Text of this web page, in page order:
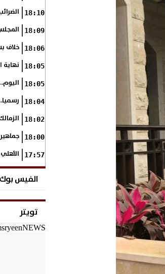
18:10
18:09 المجلس
18:06 خلاف
18:05
18:05
18:04
18:02
18:00
17:57
الفيس بوك
تويتر